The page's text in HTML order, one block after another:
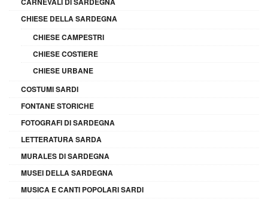
CHIESE DELLA SARDEGNA
CHIESE CAMPESTRI
CHIESE COSTIERE
CHIESE URBANE
COSTUMI SARDI
FONTANE STORICHE
FOTOGRAFI DI SARDEGNA
LETTERATURA SARDA
MURALES DI SARDEGNA
MUSEI DELLA SARDEGNA
MUSICA E CANTI POPOLARI SARDI